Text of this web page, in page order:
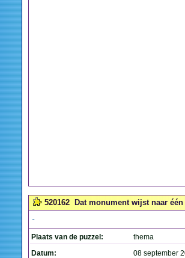
520162 Dat monument wijst naar
-
Plaats van de puzzel:
thema
Datum:
08 september